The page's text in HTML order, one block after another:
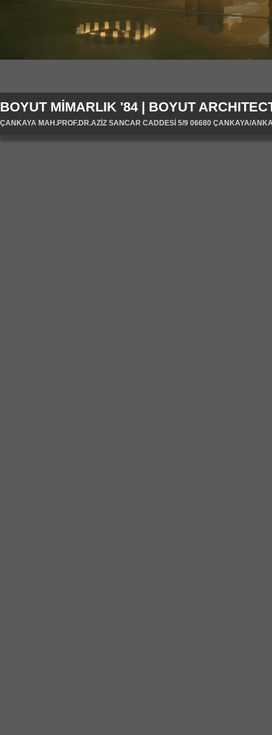
BOYUT MİMARLIK '84 | BOYUT
ÇANKAYA MAH.PROF.DR.AZİZ SANCAR CADDESİ 5/9 06680 ÇANKAYA/